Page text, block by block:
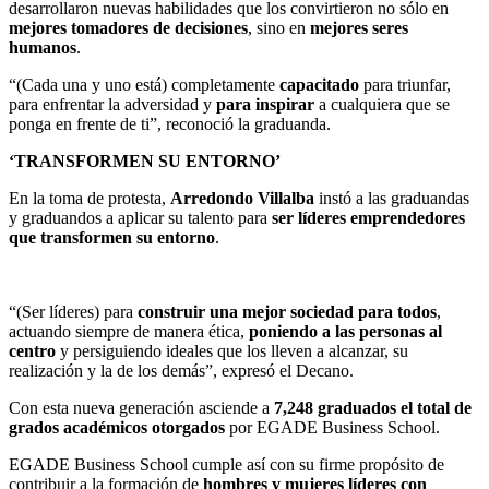
desarrollaron nuevas habilidades que los convirtieron no sólo en
mejores tomadores de decisiones, sino en mejores seres
humanos.
“(Cada una y uno está) completamente capacitado para triunfar,
para enfrentar la adversidad y para inspirar a cualquiera que se
ponga en frente de ti”, reconoció la graduanda.
‘TRANSFORMEN SU ENTORNO’
En la toma de protesta, Arredondo Villalba instó a las graduandas
y graduandos a aplicar su talento para ser líderes emprendedores
que transformen su entorno.
“(Ser líderes) para construir una mejor sociedad para todos,
actuando siempre de manera ética, poniendo a las personas al
centro y persiguiendo ideales que los lleven a alcanzar, su
realización y la de los demás”, expresó el Decano.
Con esta nueva generación asciende a 7,248 graduados el total de
grados académicos otorgados por EGADE Business School.
EGADE Business School cumple así con su firme propósito de
contribuir a la formación de hombres y mujeres líderes con